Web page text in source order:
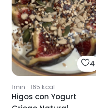
4
1min · 165 kcal
Higos con Yogurt